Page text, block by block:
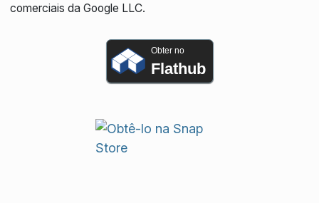
comerciais da Google LLC.
Obter no
Flathub